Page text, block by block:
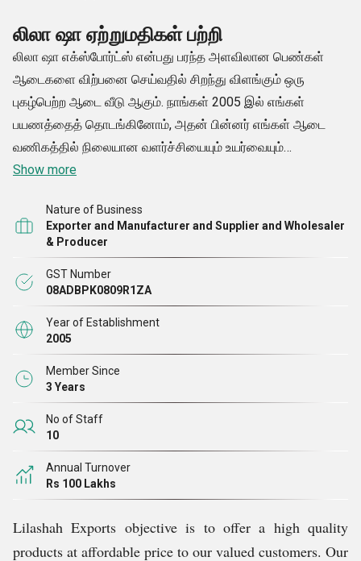
லிலா ஷா ஏற்றுமதிகள் பற்றி
லிலா ஷா எக்ஸ்போர்ட்ஸ் என்பது பரந்த அளவிலான பெண்கள்
ஆடைகளை விற்பனை செய்வதில் சிறந்து விளங்கும் ஒரு
புகழ்பெற்ற ஆடை வீடு ஆகும். நாங்கள் 2005 இல் எங்கள்
பயணத்தைத் தொடங்கினோம், அதன் பின்னர் எங்கள் ஆடை
வணிகத்தில் நிலையான வளர்ச்சியையும் உயர்வையும்
குறிக்கிறோம்.
பல வண்ண நிழல்கள், துணிகள், வடிவமைப்புகள், அச்சு மற்றும்
அளவுகளில் குர்டிஸ், குர்தி உடன் பிளாசோ மற்றும் கால்சட்டை
ஆகியவற்றின் பரந்த தொகுப்பை நாங்கள் வழங்குகிறோம். ஒரு
உற்பத்தியாளராக, ஆடை சந்தையில் உள்ளவர்களின் மாறுபட்ட
சுவைகள் மற்றும் விருப்பங்களை சீராக பூர்த்தி செய்ய
இதுபோன்ற பலவிதமான தயாரிப்புகளை நாங்கள்
உருவாக்குகிறோம்.
பிங்க் ரேயான் குர்தி, மஞ்சள் ரேயான் அனார்கலி குர்தி,
பிளாசோவுடன் பச்சை ரேயான் குர்த்தி, பச்சை லெஹ்ரியா காட்டன்
குர்தி, பிரவுன் காட்டன் குர்தி, சிவப்பு ரேயான் டிராவுடர் மற்றும்
வெள்ளை ரேயான் டிராசர் ஆகியவை எங்கள் சூடான
விற்பனையான தயாரிப்புகளில் சில. அவர்களின் கோரிக்கைகளை
Show more
Nature of Business
Exporter and Manufacturer and Supplier and Wholesaler
& Producer
GST Number
08ADBPK0809R1ZA
Year of Establishment
2005
Member Since
3 Years
No of Staff
10
Annual Turnover
Rs 100 Lakhs
Lilashah Exports objective is to offer a high quality
products at affordable price to our valued customers. Our